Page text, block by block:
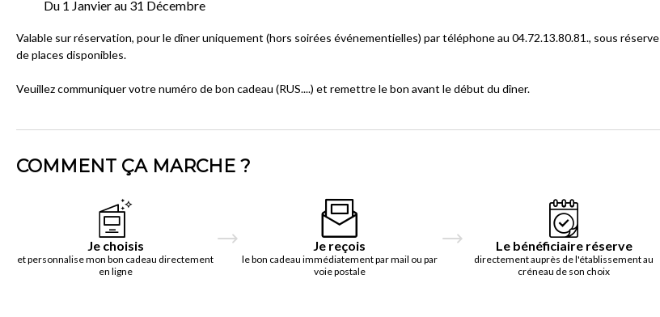
Du 1 Janvier au 31 Décembre
Valable sur réservation, pour le dîner uniquement (hors soirées événementielles) par téléphone au 04.72.13.80.81., sous réserve
de places disponibles.
Veuillez communiquer votre numéro de bon cadeau (RUS....) et remettre le bon avant le début du dîner.
COMMENT ÇA MARCHE ?
Je choisis
et personnalise mon bon cadeau directement
en ligne
Je reçois
le bon cadeau immédiatement par mail ou par
voie postale
Le bénéficiaire réserve
directement auprès de l'établissement au
créneau de son choix